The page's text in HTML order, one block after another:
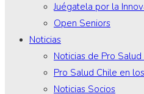
Juégatela por la
Open Seniors
Noticias
Noticias de Pro Salud
Pro Salud Chile en
Noticias Socios